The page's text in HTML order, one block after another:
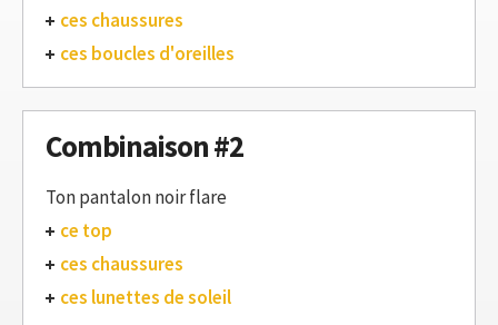
ces chaussures
ces boucles d'oreilles
Combinaison #2
Ton pantalon noir flare
ce top
ces chaussures
ces lunettes de soleil